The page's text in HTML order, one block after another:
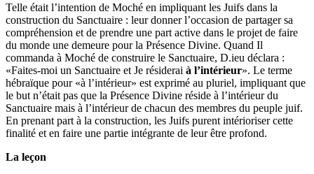
Telle était l’intention de Moché en impliquant les Juifs dans la
construction du Sanctuaire : leur donner l’occasion de partager sa
compréhension et de prendre une part active dans le projet de faire
du monde une demeure pour la Présence Divine. Quand Il
commanda à Moché de construire le Sanctuaire, D.ieu déclara :
«Faites-moi un Sanctuaire et Je résiderai à l’intérieur». Le terme
hébraïque pour «à l’intérieur» est exprimé au pluriel, impliquant que
le but n’était pas que la Présence Divine réside à l’intérieur du
Sanctuaire mais à l’intérieur de chacun des membres du peuple juif.
En prenant part à la construction, les Juifs purent intérioriser cette
finalité et en faire une partie intégrante de leur être profond.
La leçon